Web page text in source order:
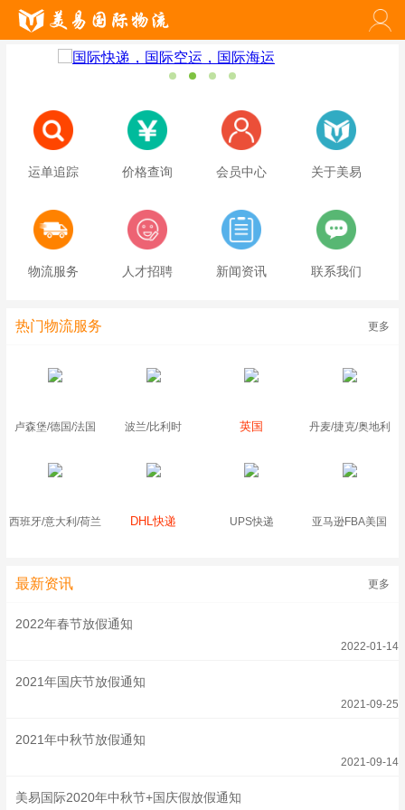
运单追踪 价格查询 会员中心 关于美易
物流服务 人才招聘 新闻资讯 联系我们
热门物流服务 更多
卢森堡/德国/法国 波兰/比利时 英国 丹麦/捷克/奥地利
西班牙/意大利/荷兰 DHL快递 UPS快递 亚马逊FBA美国
最新资讯 更多
2022年春节放假通知
2022-01-14
2021年国庆节放假通知
2021-09-25
2021年中秋节放假通知
2021-09-14
美易国际2020年中秋节+国庆假放假通知